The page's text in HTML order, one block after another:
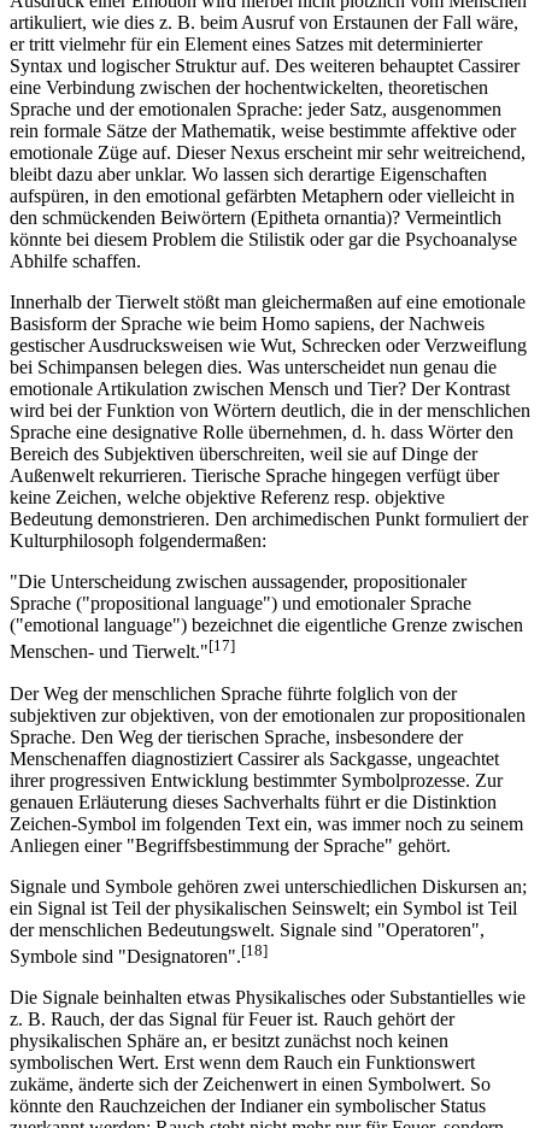
artikuliert, wie dies z. B. beim Ausruf von Erstaunen der Fall wäre,
er tritt vielmehr für ein Element eines Satzes mit determinierter
Syntax und logischer Struktur auf. Des weiteren behauptet Cassirer
eine Verbindung zwischen der hochentwickelten, theoretischen
Sprache und der emotionalen Sprache: jeder Satz, ausgenommen
rein formale Sätze der Mathematik, weise bestimmte affektive oder
emotionale Züge auf. Dieser Nexus erscheint mir sehr weitreichend,
bleibt dazu aber unklar. Wo lassen sich derartige Eigenschaften
aufspüren, in den emotional gefärbten Metaphern oder vielleicht in
den schmückenden Beiwörtern (Epitheta ornantia)? Vermeintlich
könnte bei diesem Problem die Stilistik oder gar die Psychoanalyse
Abhilfe schaffen.
Innerhalb der Tierwelt stößt man gleichermaßen auf eine emotionale
Basisform der Sprache wie beim Homo sapiens, der Nachweis
gestischer Ausdrucksweisen wie Wut, Schrecken oder Verzweiflung
bei Schimpansen belegen dies. Was unterscheidet nun genau die
emotionale Artikulation zwischen Mensch und Tier? Der Kontrast
wird bei der Funktion von Wörtern deutlich, die in der menschlichen
Sprache eine designative Rolle übernehmen, d. h. dass Wörter den
Bereich des Subjektiven überschreiten, weil sie auf Dinge der
Außenwelt rekurrieren. Tierische Sprache hingegen verfügt über
keine Zeichen, welche objektive Referenz resp. objektive
Bedeutung demonstrieren. Den archimedischen Punkt formuliert der
Kulturphilosoph folgendermaßen:
"Die Unterscheidung zwischen aussagender, propositionaler
Sprache ("propositional language") und emotionaler Sprache
("emotional language") bezeichnet die eigentliche Grenze zwischen
Menschen- und Tierwelt."[17]
Der Weg der menschlichen Sprache führte folglich von der
subjektiven zur objektiven, von der emotionalen zur propositionalen
Sprache. Den Weg der tierischen Sprache, insbesondere der
Menschenaffen diagnostiziert Cassirer als Sackgasse, ungeachtet
ihrer progressiven Entwicklung bestimmter Symbolprozesse. Zur
genauen Erläuterung dieses Sachverhalts führt er die Distinktion
Zeichen-Symbol im folgenden Text ein, was immer noch zu seinem
Anliegen einer "Begriffsbestimmung der Sprache" gehört.
Signale und Symbole gehören zwei unterschiedlichen Diskursen an;
ein Signal ist Teil der physikalischen Seinswelt; ein Symbol ist Teil
der menschlichen Bedeutungswelt. Signale sind "Operatoren",
Symbole sind "Designatoren".[18]
Die Signale beinhalten etwas Physikalisches oder Substantielles wie
z. B. Rauch, der das Signal für Feuer ist. Rauch gehört der
physikalischen Sphäre an, er besitzt zunächst noch keinen
symbolischen Wert. Erst wenn dem Rauch ein Funktionswert
zukäme, änderte sich der Zeichenwert in einen Symbolwert. So
könnte den Rauchzeichen der Indianer ein symbolischer Status